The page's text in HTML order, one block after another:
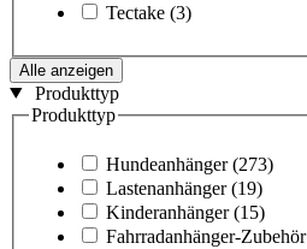
Tectake (3)
Alle anzeigen
Produkttyp
Produkttyp
Hundeanhänger (273)
Lastenanhänger (19)
Kinderanhänger (15)
Fahrradanhänger-Zubehör